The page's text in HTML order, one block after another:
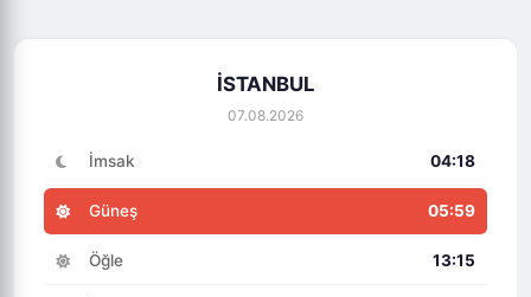
İSTANBUL
07.08.2026
İmsak 04:18
Güneş 05:59
Öğle 13:15